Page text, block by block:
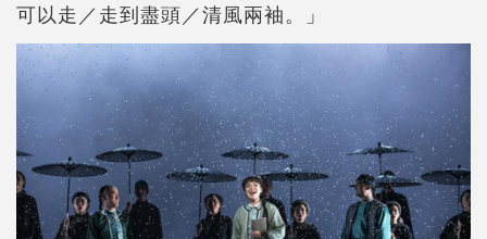
可以走／走到盡頭／清風兩袖。」